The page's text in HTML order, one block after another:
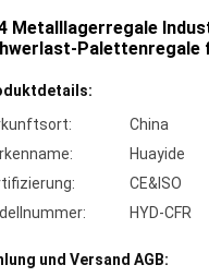
Metalllagerregale
Palettenregale
China
Huayide
CE&ISO
HYD-CFR
und Versand AGB: